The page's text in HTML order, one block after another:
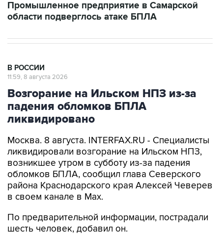
Промышленное предприятие в Самарской
области подверглось атаке БПЛА
В РОССИИ
11:59, 8 августа 2026
Возгорание на Ильском НПЗ из-за
падения обломков БПЛА
ликвидировано
Москва. 8 августа. INTERFAX.RU - Специалисты
ликвидировали возгорание на Ильском НПЗ,
возникшее утром в субботу из-за падения
обломков БПЛА, сообщил глава Северского
района Краснодарского края Алексей Чеверев
в своем канале в Max.
По предварительной информации, пострадали
шесть человек, добавил он.